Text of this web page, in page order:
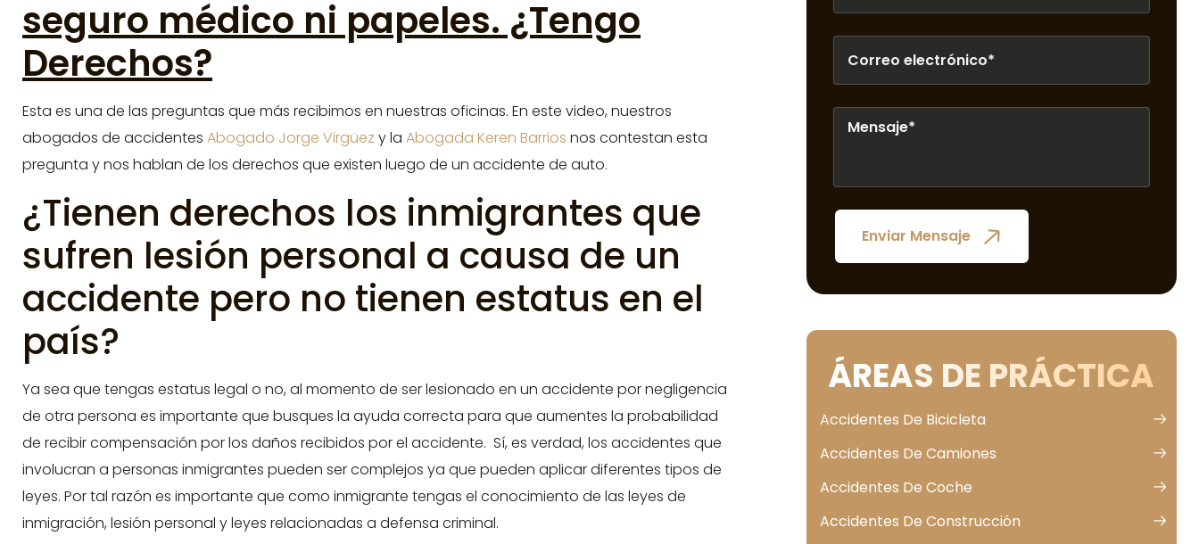
seguro médico ni papeles. ¿Tengo
Derechos?
Esta es una de las preguntas que más recibimos en nuestras oficinas. En este video, nuestros
abogados de accidentes Abogado Jorge Virgüez y la Abogada Keren Barrios nos contestan esta
pregunta y nos hablan de los derechos que existen luego de un accidente de auto.
¿Tienen derechos los inmigrantes que
sufren lesión personal a causa de un
accidente pero no tienen estatus en el
país?
Ya sea que tengas estatus legal o no, al momento de ser lesionado en un accidente por negligencia
de otra persona es importante que busques la ayuda correcta para que aumentes la probabilidad
de recibir compensación por los daños recibidos por el accidente. Sí, es verdad, los accidentes que
involucran a personas inmigrantes pueden ser complejos ya que pueden aplicar diferentes tipos de
leyes. Por tal razón es importante que como inmigrante tengas el conocimiento de las leyes de
inmigración, lesión personal y leyes relacionadas a defensa criminal.
ÁREAS DE PRÁCTICA
Accidentes De Bicicleta
Accidentes De Camiones
Accidentes De Coche
Accidentes De Construcción